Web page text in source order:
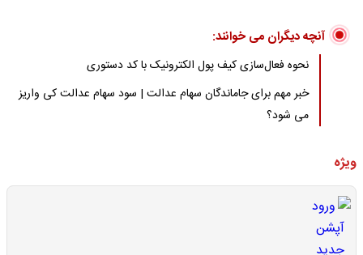
آنچه دیگران می خوانند:
نحوه فعال‌سازی کیف پول الکترونیک با کد دستوری
خبر مهم برای جاماندگان سهام عدالت | سود سهام عدالت کی واریز
می شود؟
ویژه